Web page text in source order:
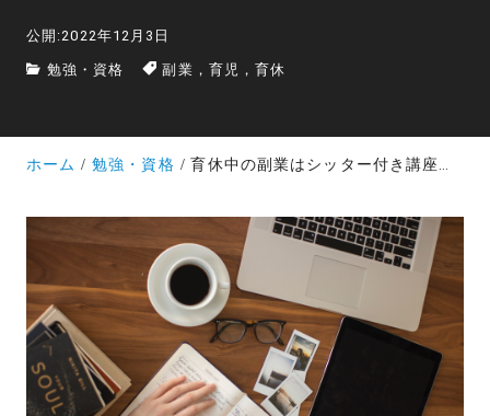
公開:2022年12月3日
勉強・資格 副業，育児，育休
ホーム 勉強・資格 育休中の副業はシッター付き講座でスキルアップしよう